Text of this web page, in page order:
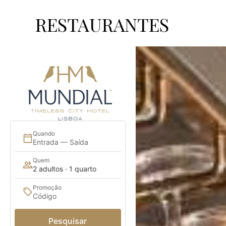
RESTAURANTES
Quando
Entrada — Saída
Quem
2 adultos · 1 quarto
Promoção
Pesquisar